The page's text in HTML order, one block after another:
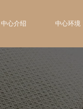
中心介绍 中心环境